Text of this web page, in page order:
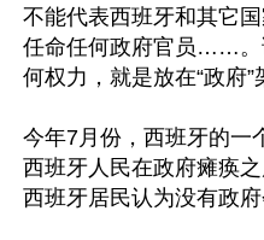
不能代表西班牙和其它
任命任何政府官员……。
何权力，就是放在“政府”
今年7月份，西班牙的一
西班牙人民在政府瘫痪
西班牙居民认为没有政府